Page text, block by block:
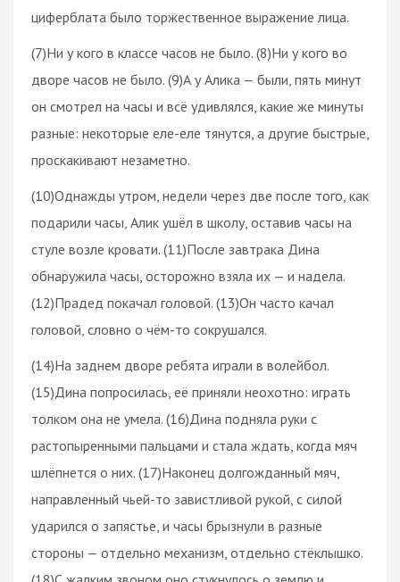
циферблата было торжественное выражение лица.
(7)Ни у кого в классе часов не было. (8)Ни у кого во
дворе часов не было. (9)А у Алика — были, пять минут
он смотрел на часы и всё удивлялся, какие же минуты
разные: некоторые еле-еле тянутся, а другие быстрые,
проскакивают незаметно.
(10)Однажды утром, недели через две после того, как
подарили часы, Алик ушёл в школу, оставив часы на
стуле возле кровати. (11)После завтрака Дина
обнаружила часы, осторожно взяла их — и надела.
(12)Прадед покачал головой. (13)Он часто качал
головой, словно о чём-то сокрушался.
(14)На заднем дворе ребята играли в волейбол.
(15)Дина попросилась, её приняли неохотно: играть
толком она не умела. (16)Дина подняла руки с
растопыренными пальцами и стала ждать, когда мяч
шлёпнется о них. (17)Наконец долгожданный мяч,
направленный чьей-то завистливой рукой, с силой
ударился о запястье, и часы брызнули в разные
стороны — отдельно механизм, отдельно стёклышко.